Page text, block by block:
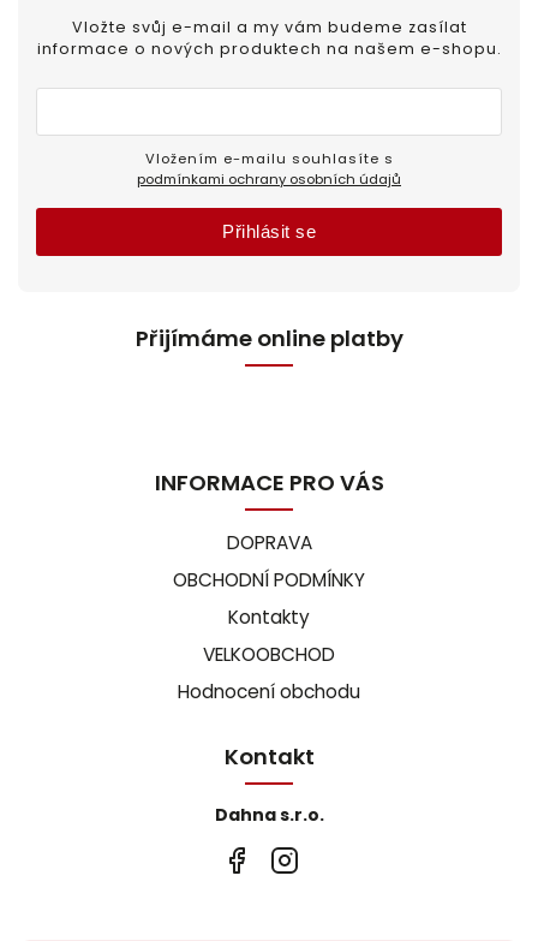
Vložte svůj e-mail a my vám budeme zasílat
informace o nových produktech na našem e-shopu.
podmínkami ochrany osobních údajů
Přihlásit se
Přijímáme online platby
INFORMACE PRO VÁS
DOPRAVA
OBCHODNÍ PODMÍNKY
Kontakty
VELKOOBCHOD
Hodnocení obchodu
Kontakt
Dahna s.r.o.